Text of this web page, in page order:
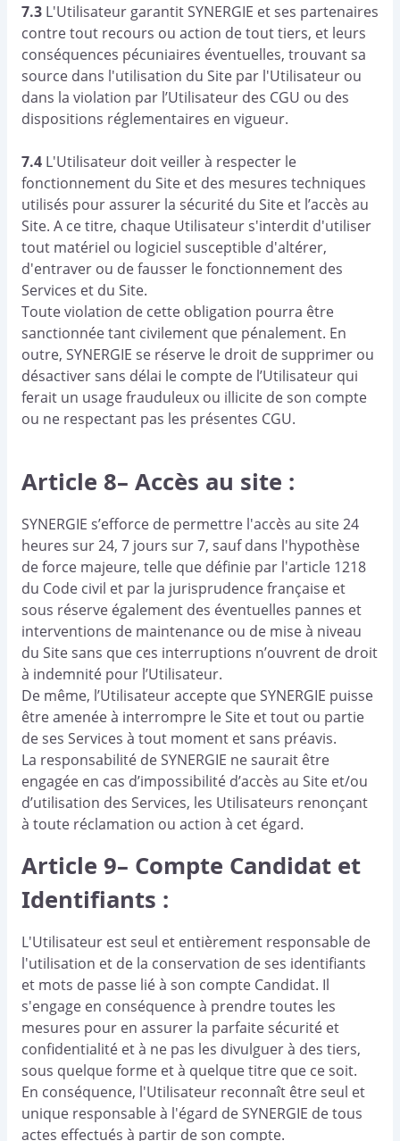
7.3 L'Utilisateur garantit SYNERGIE et ses partenaires
contre tout recours ou action de tout tiers, et leurs
conséquences pécuniaires éventuelles, trouvant sa
source dans l'utilisation du Site par l'Utilisateur ou
dans la violation par l’Utilisateur des CGU ou des
dispositions réglementaires en vigueur.
7.4 L'Utilisateur doit veiller à respecter le
fonctionnement du Site et des mesures techniques
utilisés pour assurer la sécurité du Site et l’accès au
Site. A ce titre, chaque Utilisateur s'interdit d'utiliser
tout matériel ou logiciel susceptible d'altérer,
d'entraver ou de fausser le fonctionnement des
Services et du Site.
Toute violation de cette obligation pourra être
sanctionnée tant civilement que pénalement. En
outre, SYNERGIE se réserve le droit de supprimer ou
désactiver sans délai le compte de l’Utilisateur qui
ferait un usage frauduleux ou illicite de son compte
ou ne respectant pas les présentes CGU.
Article 8– Accès au site :
SYNERGIE s’efforce de permettre l'accès au site 24
heures sur 24, 7 jours sur 7, sauf dans l'hypothèse
de force majeure, telle que définie par l'article 1218
du Code civil et par la jurisprudence française et
sous réserve également des éventuelles pannes et
interventions de maintenance ou de mise à niveau
du Site sans que ces interruptions n’ouvrent de droit
à indemnité pour l’Utilisateur.
De même, l’Utilisateur accepte que SYNERGIE puisse
être amenée à interrompre le Site et tout ou partie
de ses Services à tout moment et sans préavis.
La responsabilité de SYNERGIE ne saurait être
engagée en cas d’impossibilité d’accès au Site et/ou
d’utilisation des Services, les Utilisateurs renonçant
à toute réclamation ou action à cet égard.
Article 9– Compte Candidat et
Identifiants :
L'Utilisateur est seul et entièrement responsable de
l'utilisation et de la conservation de ses identifiants
et mots de passe lié à son compte Candidat. Il
s'engage en conséquence à prendre toutes les
mesures pour en assurer la parfaite sécurité et
confidentialité et à ne pas les divulguer à des tiers,
sous quelque forme et à quelque titre que ce soit.
En conséquence, l'Utilisateur reconnaît être seul et
unique responsable à l'égard de SYNERGIE de tous
actes effectués à partir de son compte.